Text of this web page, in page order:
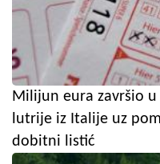
Milijun eura završio
lutrije iz Italije uz
dobitni listić